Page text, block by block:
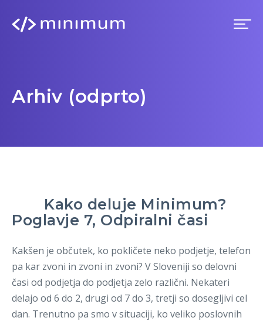
Prednosti
Prijava
Registracija
Arhiv (odprto)
Kako deluje Minimum?
Poglavje 7, Odpiralni časi
Kakšen je občutek, ko pokličete neko podjetje, telefon
pa kar zvoni in zvoni in zvoni? V Sloveniji so delovni
časi od podjetja do podjetja zelo različni. Nekateri
delajo od 6 do 2, drugi od 7 do 3, tretji so dosegljivi cel
dan. Trenutno pa smo v situaciji, ko veliko poslovnih